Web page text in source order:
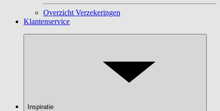
Overzicht Verzekeringen
Klantenservice
Inspiratie